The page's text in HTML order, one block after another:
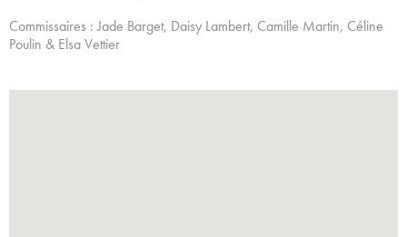
Commissaires : Jade Barget, Daisy Lambert, Camille Martin, Céline
Poulin & Elsa Vettier